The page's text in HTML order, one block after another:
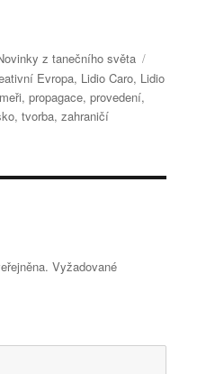
z tanečního světa
Evropa, Lidio Caro, Lidio
,propagace,provedení,
,tvorba,zahraničí
Vyžadované